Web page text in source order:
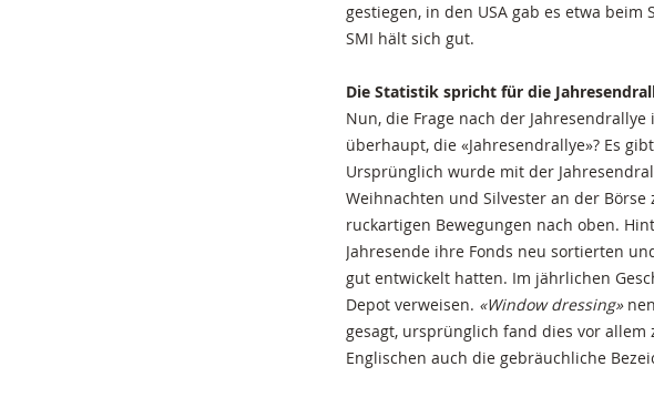
gestiegen, in den USA gab es etwa beim
SMI hält sich gut.
Die Statistik spricht für die
Nun, die Frage nach der
überhaupt, die «Jahresendrallye»? Es
Ursprünglich wurde mit der
Weihnachten und Silvester an der
ruckartigen Bewegungen nach oben.
Jahresende ihre Fonds neu sortierten
gut entwickelt hatten. Im jährlichen
Depot verweisen. «Window dressing»
gesagt, ursprünglich fand dies vor
Englischen auch die gebräuchliche